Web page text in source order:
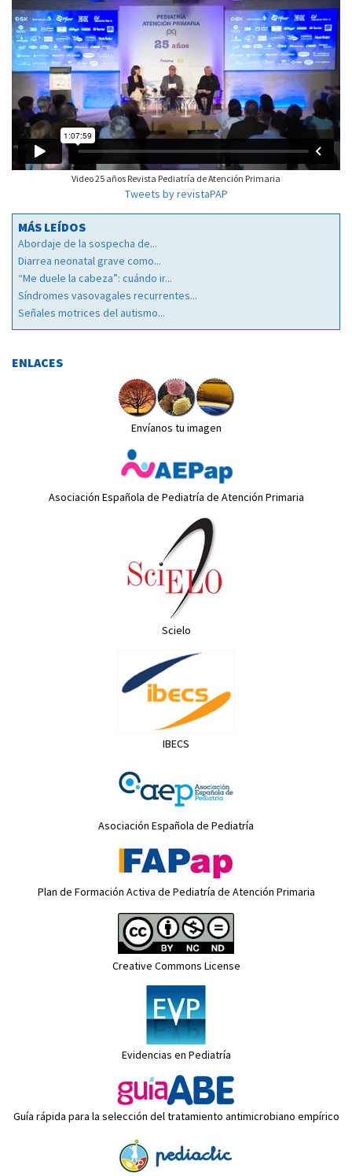
Video 25 años Revista Pediatría de Atención Primaria
Tweets by revistaPAP
MÁS LEÍDOS
Abordaje de la sospecha de...
Diarrea neonatal grave como...
“Me duele la cabeza”: cuándo ir...
Síndromes vasovagales recurrentes...
Señales motrices del autismo...
ENLACES
Envíanos tu imagen
Asociación Española de Pediatría de Atención Primaria
Scielo
IBECS
Asociación Española de Pediatría
Plan de Formación Activa de Pediatría de Atención Primaria
Creative Commons License
Evidencias en Pediatría
Guía rápida para la selección del tratamiento antimicrobiano empírico